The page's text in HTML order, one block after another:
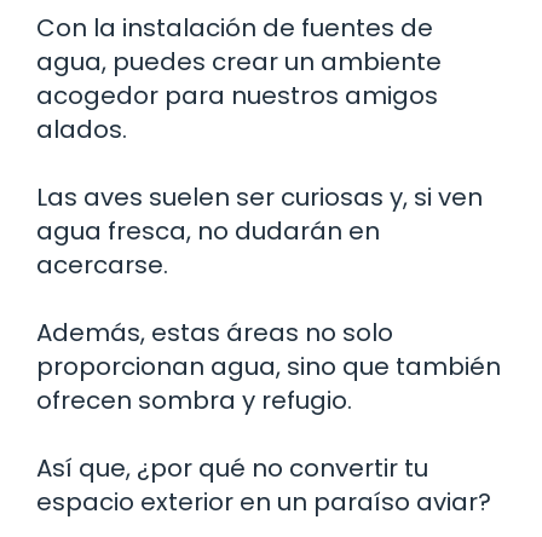
Con la instalación de fuentes de
agua, puedes crear un ambiente
acogedor para nuestros amigos
alados.
Las aves suelen ser curiosas y, si ven
agua fresca, no dudarán en
acercarse.
Además, estas áreas no solo
proporcionan agua, sino que también
ofrecen sombra y refugio.
Así que, ¿por qué no convertir tu
espacio exterior en un paraíso aviar?